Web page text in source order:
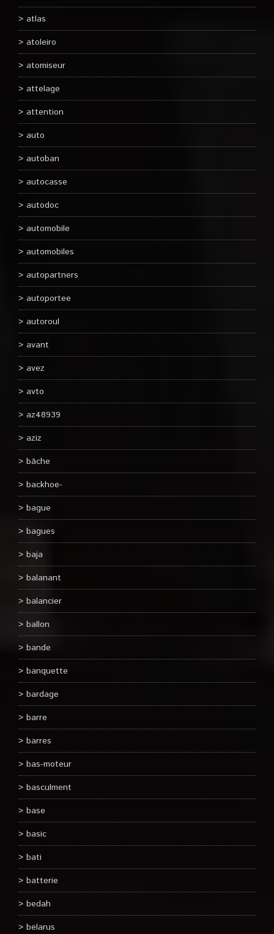
atlas
atoleiro
atomiseur
attelage
attention
auto
autoban
autocasse
autodoc
automobile
automobiles
autopartners
autoportee
autoroul
avant
avez
avto
az48939
aziz
bâche
backhoe-
bague
bagues
baja
balanant
balancier
ballon
bande
banquette
bardage
barre
barres
bas-moteur
basculment
base
basic
bati
batterie
bedah
belarus